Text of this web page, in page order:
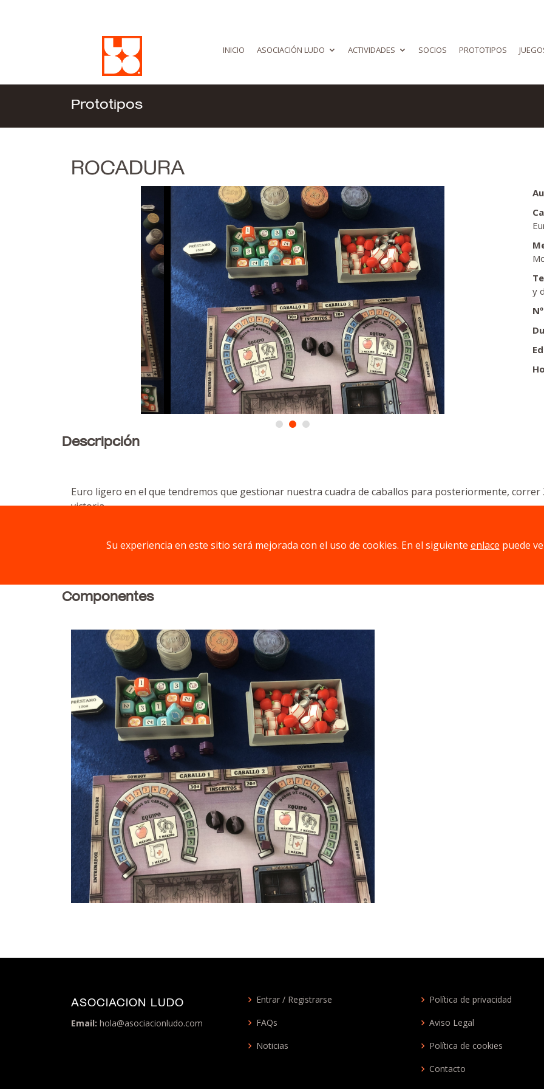
INICIO ASOCIACIÓN LUDO ACTIVIDADES SOCIOS PROTOTIPOS
Prototipos
ROCADURA
y
Descripción
Euro ligero en el que tendremos que gestionar nuestra cuadra de caballos para posteriormente,
victoria.
usaremos cartas clandestinas para impedir el avance de nuestros adversarios por la pista de carreras.
Componentes
ASOCIACION LUDO
Email: hola@asociacionludo.com
Entrar / Registrarse
FAQs
Noticias
Política de privacidad
Aviso Legal
Política de cookies
Contacto
Su experiencia en este sitio será mejorada con el uso de cookies. En el siguiente enlace puede